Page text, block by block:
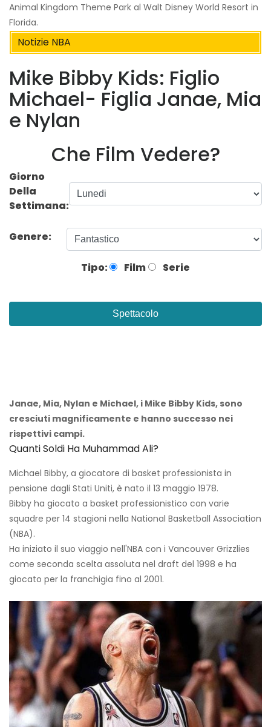
Animal Kingdom Theme Park al Walt Disney World Resort in
Florida.
Notizie NBA
Mike Bibby Kids: Figlio
Michael- Figlia Janae, Mia
e Nylan
Che Film Vedere?
Giorno
Della
Settimana:
Genere:
Tipo: Film Serie
Spettacolo
Janae, Mia, Nylan e Michael, i Mike Bibby Kids, sono
cresciuti magnificamente e hanno successo nei
rispettivi campi.
Quanti Soldi Ha Muhammad Ali?
Michael Bibby, a giocatore di basket professionista in
pensione dagli Stati Uniti, è nato il 13 maggio 1978.
Bibby ha giocato a basket professionistico con varie
squadre per 14 stagioni nella National Basketball Association
(NBA).
Ha iniziato il suo viaggio nell'NBA con i Vancouver Grizzlies
come seconda scelta assoluta nel draft del 1998 e ha
giocato per la franchigia fino al 2001.